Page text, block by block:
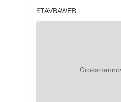
STAVBAWEB